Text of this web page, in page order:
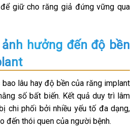
giữ cho răng giả đứng vững qua
hưởng đến độ bền
lâu hay độ bền của răng implant
số bất biến. Kết quả duy trì lâm
chi phối bởi nhiều yếu tố đa dạng,
đến thói quen của người bệnh.